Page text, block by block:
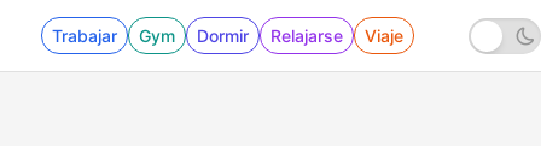
Trabajar Gym Dormir Relajarse Viaje